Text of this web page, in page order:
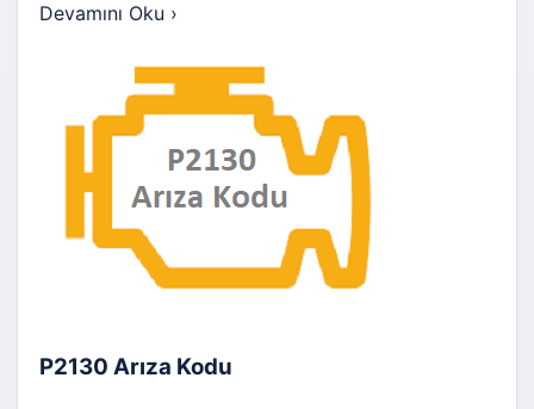
Devamını Oku ›
P2130 Arıza Kodu